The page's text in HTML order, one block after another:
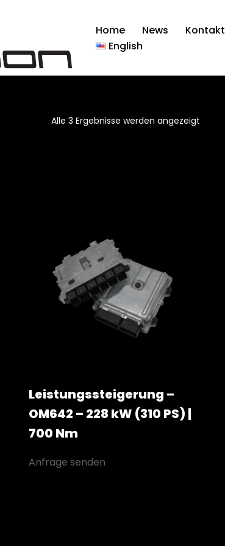
Home News Kontakt
English
Alle 3 Ergebnisse werden angezeigt
Leistungssteigerung –
OM642 – 228 kW (310 PS) |
700 Nm
Anfrage senden